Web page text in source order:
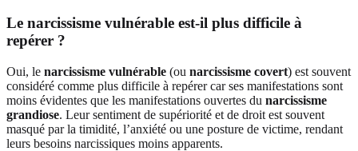
Le narcissisme vulnérable est-il plus difficile à
repérer ?
Oui, le narcissisme vulnérable (ou narcissisme covert) est souvent
considéré comme plus difficile à repérer car ses manifestations sont
moins évidentes que les manifestations ouvertes du narcissisme
grandiose. Leur sentiment de supériorité et de droit est souvent
masqué par la timidité, l’anxiété ou une posture de victime, rendant
leurs besoins narcissiques moins apparents.